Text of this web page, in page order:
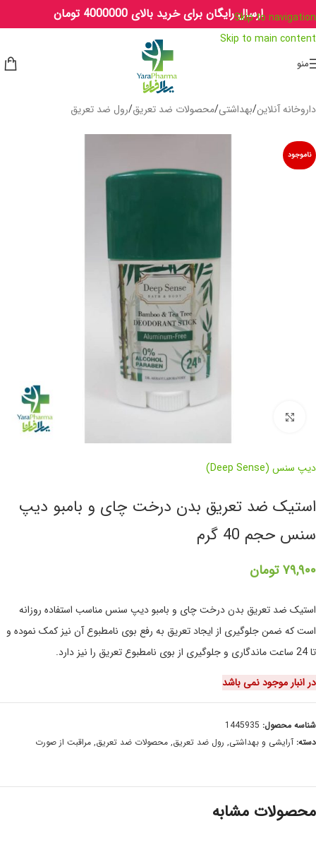
Skip to navigation
Skip to main content
ارسال رایگان برای خرید بالای 4000000 تومان
منو
داروخانه آنلاین/بهداشتی/محصولات ضد تعریق/رول ضد تعریق
ناموجود
دیپ سنس (Deep Sense)
استیک ضد تعریق بدن درخت چای و بامبو دیپ
سنس حجم 40 گرم
۷۹,۹۰۰ تومان
استیک ضد تعریق بدن درخت چای و بامبو دیپ سنس مناسب استفاده روزانه
است که ضمن جلوگیری از ایجاد تعریق به رفع بوی نامطبوع آن نیز کمک نموده و
تا 24 ساعت ماندگاری و جلوگیری از بوی نامطبوع تعریق را نیز دارد.
در انبار موجود نمی باشد
شناسه محصول: 1445935
دسته: آرایشی و بهداشتی, رول ضد تعریق, محصولات ضد تعریق, مراقبت از صورت
محصولات مشابه